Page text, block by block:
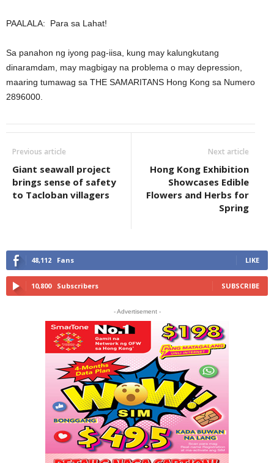
PAALALA: Para sa Lahat!
Sa panahon ng iyong pag-iisa, kung may kalungkutang
dinaramdam, may magbigay na problema o may depression,
maaring tumawag sa THE SAMARITANS Hong Kong sa Numero
2896000.
Previous article
Giant seawall project
brings sense of safety
to Tacloban villagers
Next article
Hong Kong Exhibition
Showcases Edible
Flowers and Herbs for
Spring
48,112 Fans LIKE
10,800 Subscribers SUBSCRIBE
- Advertisement -